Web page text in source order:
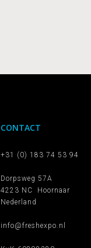
CONTACT
+31 (0) 183 74 53 94
Dorpsweg 57A
4223 NC Hoornaar
Nederland
info@freshexpo.nl